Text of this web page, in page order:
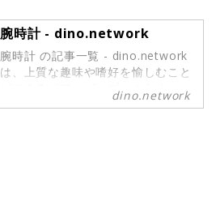
腕時計 - dino.network
腕時計 の記事一覧 - dino.network
は、上質な趣味や嗜好を愉しむこと
ができるパワーピープルのために、
2019年8月1日に創刊されたライフ
dino.network